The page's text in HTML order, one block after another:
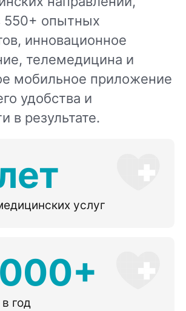
550+ опытных
инновационное
телемедицина и
мобильное приложение
удобства и
в результате.
услуг
год